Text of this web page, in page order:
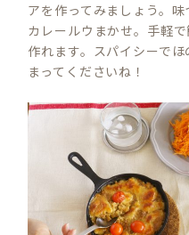
アを作ってみましょう。
カレールウまかせ。手軽
作れます。スパイシーで
まってくださいね！